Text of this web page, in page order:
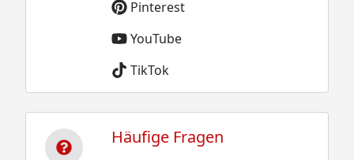
Pinterest
YouTube
TikTok
Häufige Fragen